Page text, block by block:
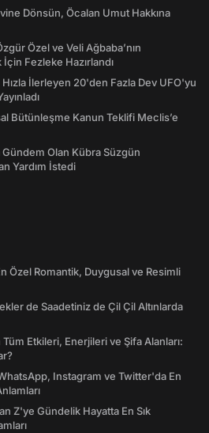
Dönsün, Öcalan Umut Hakkına
Özel ve Veli Ağbaba’nın
İçin Fezleke Hazırlandı
İlerleyen 20'den Fazla Dev UFO'yu
Bütünleşme Kanun Teklifi Meclis’e
Olan Kübra Süzgün
Yardım İstedi
Özel Romantik, Duygusal ve Resimli
de Saadetiniz de Çil Çil Altınlarda
Etkileri, Enerjileri ve Şifa Alanları:
Instagram ve Twitter'da En
Z'ye Gündelik Hayatta En Sık